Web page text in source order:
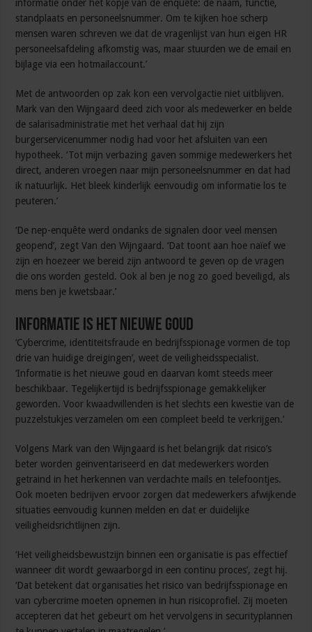
informatie onder het kopje van de enquête: de naam, functie,
standplaats en personeelsnummer. Om te kijken hoe scherp
mensen waren schreven we dat de vragenlijst van hun eigen HR
personeelsafdeling afkomstig was, maar stuurden we de email en
bijlage via een hotmailaccount.’
Met de antwoorden op zak kon een vervolgactie niet uitblijven.
Mark van den Wijngaard deed zich voor als medewerker en belde
de salarisadministratie met het verhaal dat hij zijn
burgerservicenummer nodig had voor het afsluiten van een
hypotheek. ‘Tot mijn verbazing gaven sommige medewerkers het
direct, anderen vroegen naar mijn personeelsnummer en dat had
ik natuurlijk. Het bleek kinderlijk eenvoudig om informatie los te
peuteren.’
‘De nep-enquête werd ondanks de signalen door veel mensen
geopend’, zegt Van den Wijngaard. ‘Dat toont aan hoe naïef we
zijn en hoezeer we bereid zijn antwoord te geven op de vragen
die ons worden gesteld. Ook al ben je nog zo goed beveiligd, als
mens ben je kwetsbaar.’
Informatie is het nieuwe goud
‘Cybercrime, identiteitsfraude en bedrijfsspionage vormen de top
drie van huidige dreigingen’, weet de veiligheidsspecialist.
‘Informatie is het nieuwe goud en daarvan komt steeds meer
beschikbaar. Tegelijkertijd is bedrijfsspionage gemakkelijker
geworden. Voor kwaadwillenden is het slechts een kwestie van de
puzzelstukjes verzamelen om een compleet beeld te verkrijgen.’
Volgens Mark van den Wijngaard is het belangrijk dat risico’s
beter worden geïnventariseerd en dat medewerkers worden
getraind in het herkennen van verdachte mails en telefoontjes.
Ook moeten bedrijven ervoor zorgen dat medewerkers afwijkende
situaties eenvoudig kunnen melden en dat er duidelijke
veiligheidsrichtlijnen zijn.
‘Het veiligheidsbewustzijn binnen een organisatie is pas effectief
wanneer dit wordt gewaarborgd in een continu proces’, zegt hij.
‘Dat betekent dat organisaties het risico van bedrijfsspionage en
van cybercrime moeten opnemen in hun risicoprofiel. Zij moeten
accepteren dat het gebeurt om het vervolgens in securityplannen